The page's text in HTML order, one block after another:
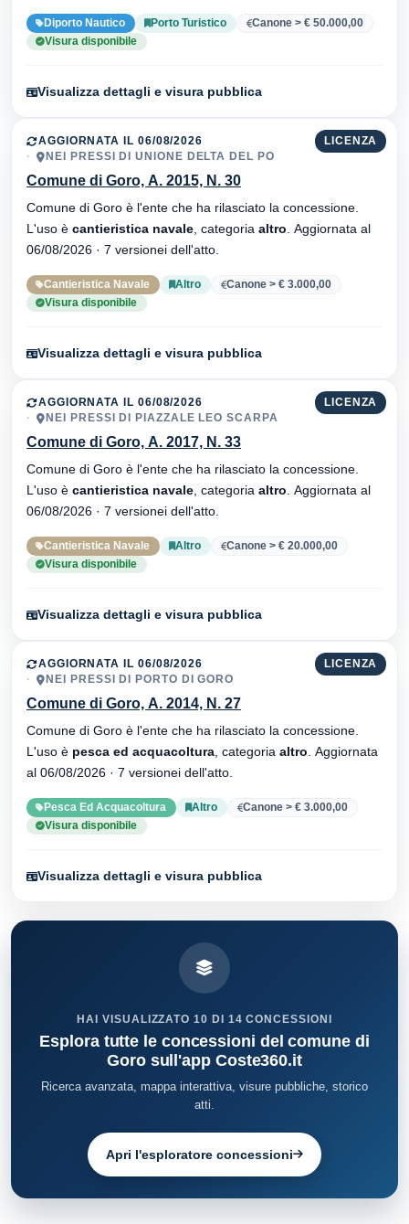
Diporto Nautico Porto Turistico
Canone > € 50.000,00
Visura disponibile
Visualizza dettagli e visura pubblica
LICENZA
AGGIORNATA IL 06/08/2026
NEI PRESSI DI UNIONE DELTA DEL PO
Comune di Goro, A. 2015, N. 30
Comune di Goro è l'ente che ha rilasciato la concessione.
L'uso è cantieristica navale , categoria altro
06/08/2026 · 7 versionei dell'atto.
Cantieristica Navale Altro
Canone > € 3.000,00
Visura disponibile
Visualizza dettagli e visura pubblica
LICENZA
AGGIORNATA IL 06/08/2026
NEI PRESSI DI PIAZZALE LEO SCARPA
Comune di Goro, A. 2017, N. 33
Comune di Goro è l'ente che ha rilasciato la concessione.
L'uso è cantieristica navale , categoria altro
06/08/2026 · 7 versionei dell'atto.
Cantieristica Navale Altro
Canone > € 20.000,00
Visura disponibile
Visualizza dettagli e visura pubblica
LICENZA
AGGIORNATA IL 06/08/2026
NEI PRESSI DI PORTO DI GORO
Comune di Goro, A. 2014, N. 27
Comune di Goro è l'ente che ha rilasciato la concessione.
L'uso è pesca ed acquacoltura , categoria altro
al 06/08/2026 · 7 versionei dell'atto.
Pesca Ed Acquacoltura Altro
Canone > € 3.000,00
Visura disponibile
Visualizza dettagli e visura pubblica
HAI VISUALIZZATO 10 DI 14 CONCESSIONI
Esplora tutte le concessioni del comune di
Goro sull'app Coste360.it
Ricerca avanzata, mappa interattiva, visure pubbliche, storico
atti.
Apri l'esploratore concessioni